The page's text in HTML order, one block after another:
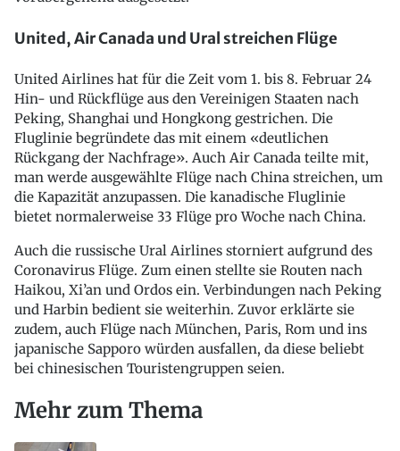
United, Air Canada und Ural streichen Flüge
United Airlines hat für die Zeit vom 1. bis 8. Februar 24
Hin- und Rückflüge aus den Vereinigen Staaten nach
Peking, Shanghai und Hongkong gestrichen. Die
Fluglinie begründete das mit einem «deutlichen
Rückgang der Nachfrage». Auch Air Canada teilte mit,
man werde ausgewählte Flüge nach China streichen, um
die Kapazität anzupassen. Die kanadische Fluglinie
bietet normalerweise 33 Flüge pro Woche nach China.
Auch die russische Ural Airlines storniert aufgrund des
Coronavirus Flüge. Zum einen stellte sie Routen nach
Haikou, Xi’an und Ordos ein. Verbindungen nach Peking
und Harbin bedient sie weiterhin. Zuvor erklärte sie
zudem, auch Flüge nach München, Paris, Rom und ins
japanische Sapporo würden ausfallen, da diese beliebt
bei chinesischen Touristengruppen seien.
Mehr zum Thema